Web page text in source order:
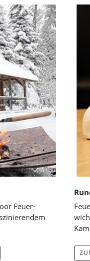
Feuer-